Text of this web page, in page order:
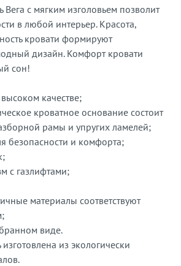
Вега с мягким изголовьем позволит
в любой интерьер. Красота,
кровати формируют
дизайн. Комфорт кровати
сон!
качестве;
кроватное основание состоит
рамы и упругих ламелей;
безопасности и комфорта;
с газлифтами;
материалы соответствуют
виде.
из экологически